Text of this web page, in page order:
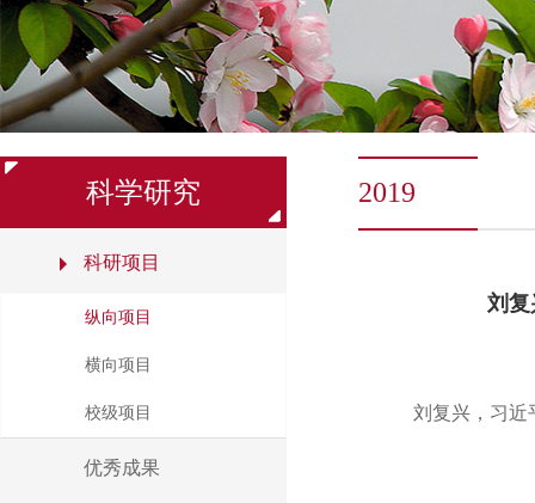
科学研究
科研项目
纵向项目
横向项目
校级项目
优秀成果
2019
刘复
刘复兴，习近